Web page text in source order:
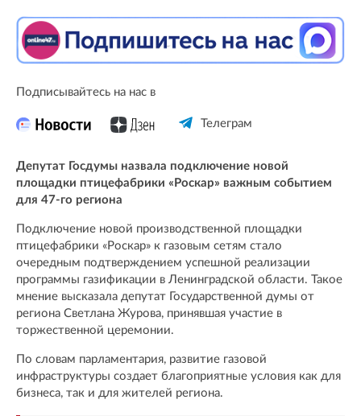
Подписывайтесь на нас в
Телеграм
Депутат Госдумы назвала подключение новой
площадки птицефабрики «Роскар» важным событием
для 47-го региона
Подключение новой производственной площадки
птицефабрики «Роскар» к газовым сетям стало
очередным подтверждением успешной реализации
программы газификации в Ленинградской области. Такое
мнение высказала депутат Государственной думы от
региона Светлана Журова, принявшая участие в
торжественной церемонии.
По словам парламентария, развитие газовой
инфраструктуры создает благоприятные условия как для
бизнеса, так и для жителей региона.